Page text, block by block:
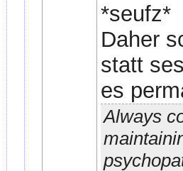
*seufz*
Daher
statt
es
Always